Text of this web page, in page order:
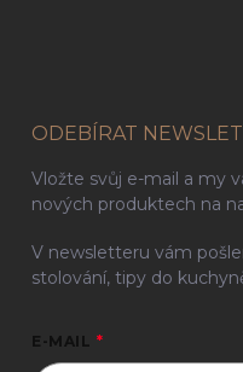
ODEBÍRAT
Vložte svůj e-mail a my
nových produktech na
V newsletteru vám
stolování, tipy do
E-MAIL